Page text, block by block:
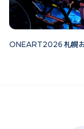
ONEART2026 札幌お